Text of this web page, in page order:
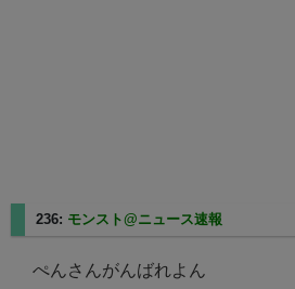
236: モンスト@ニュース速報
ぺんさんがんばれよん